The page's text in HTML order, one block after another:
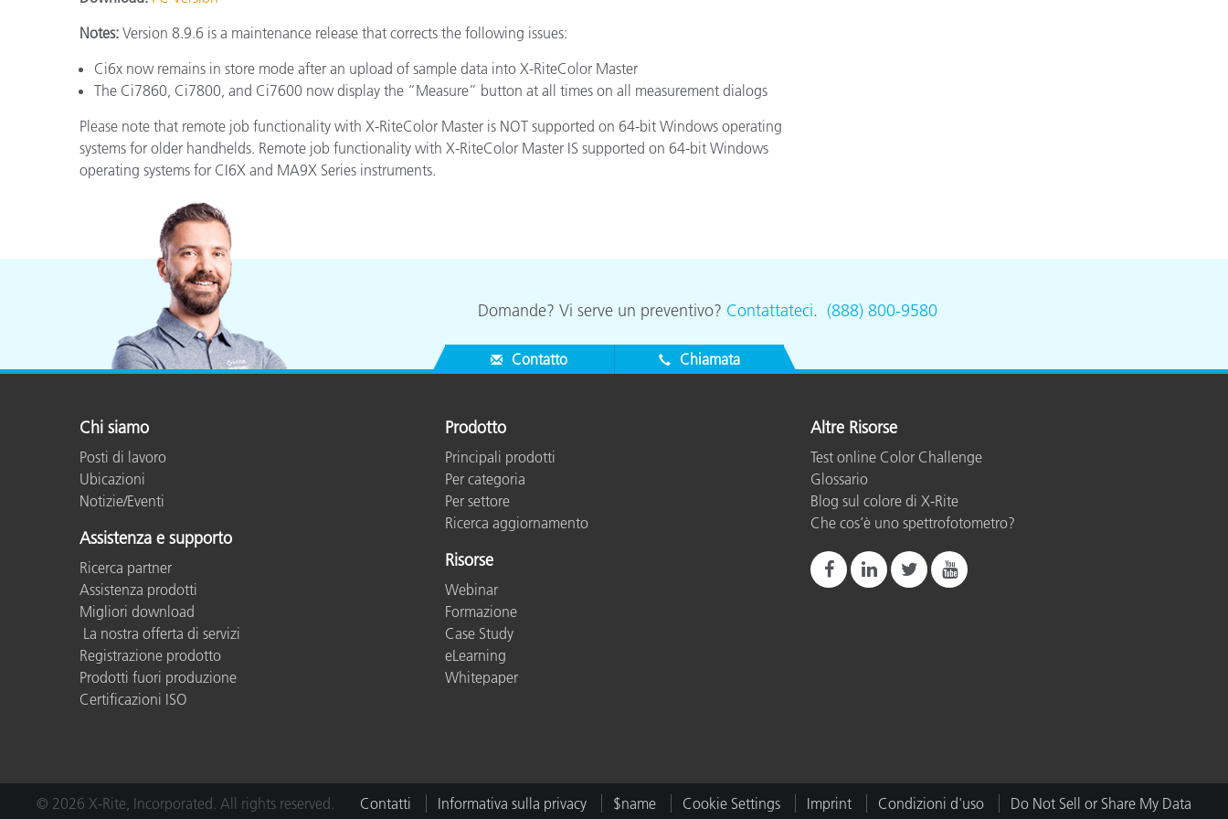
Materiali per l’edilizia
Notes: Version 8.9.6 is a maintenance release that corrects the following issues:
Ci6x now remains in store mode after an upload of sample data into X-RiteColor Master
The Ci7860, Ci7800, and Ci7600 now display the “Measure” button at all times on all measurement dialogs
Please note that remote job functionality with X-RiteColor Master is NOT supported on 64-bit Windows operating
systems for older handhelds. Remote job functionality with X-RiteColor Master IS supported on 64-bit Windows
operating systems for CI6X and MA9X Series instruments.
Domande? Vi serve un preventivo? Contattateci. (888) 800-9580
Contatto Chiamata
Chi siamo
Posti di lavoro
Ubicazioni
Notizie/Eventi
Assistenza e supporto
Ricerca partner
Assistenza prodotti
Migliori download
La nostra offerta di servizi
Registrazione prodotto
Prodotti fuori produzione
Certificazioni ISO
Prodotto
Principali prodotti
Per categoria
Per settore
Ricerca aggiornamento
Risorse
Webinar
Formazione
Case Study
eLearning
Whitepaper
Altre Risorse
Test online Color Challenge
Glossario
Blog sul colore di X-Rite
Che cos’è uno spettrofotometro?
© 2026 X-Rite, Incorporated. All rights reserved. Contatti Informativa sulla privacy $name Cookie Settings Imprint Condizioni d'uso Do Not Sell or Share My Data